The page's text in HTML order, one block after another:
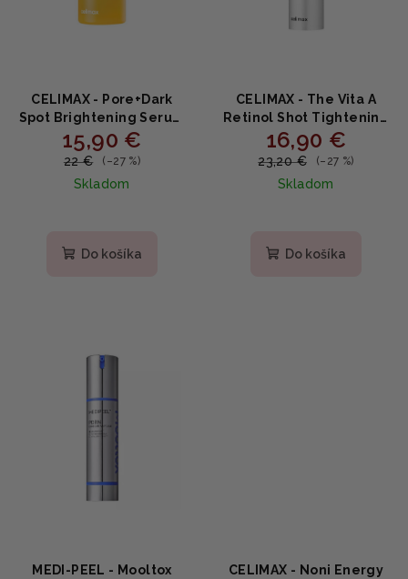
CELIMAX - Pore+Dark
Spot Brightening Serum
- Rozjasňujúce sérum s
kyselinou tranexámovou
15,90 €
22 € (–27 %)
Skladom
Do košíka
CELIMAX - The Vita A
Retinol Shot Tightening
Serum - Spevňujúce
sérum s retinolom 0.1% a
peptidmi 30ml
16,90 €
23,20 € (–27 %)
Skladom
produktu
Do košíka
MEDI-PEEL - Mooltox
CELIMAX - Noni Energy